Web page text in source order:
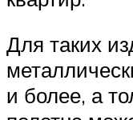
Для таких
и более, а